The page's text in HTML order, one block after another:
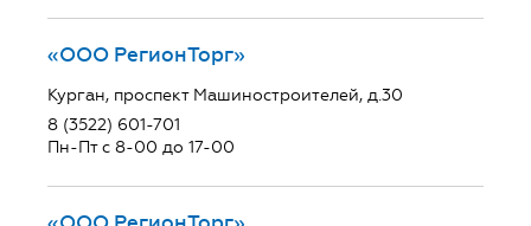
«ООО РегионТорг»
Курган, проспект Машиностроителей, д.30
8 (3522) 601-701
Пн-Пт с 8-00 до 17-00